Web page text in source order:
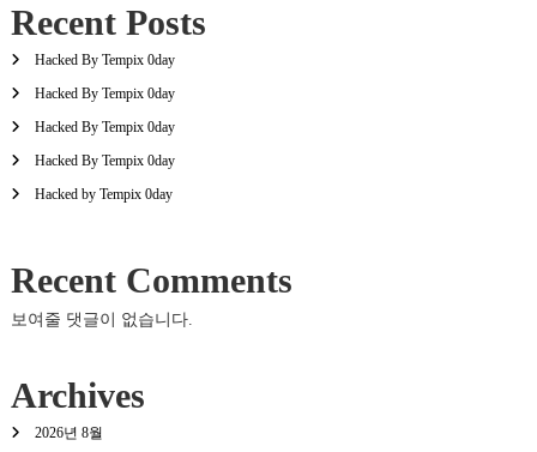
Recent Posts
Hacked By Tempix 0day
Hacked By Tempix 0day
Hacked By Tempix 0day
Hacked By Tempix 0day
Hacked by Tempix 0day
Recent Comments
보여줄 댓글이 없습니다.
Archives
2026년 8월